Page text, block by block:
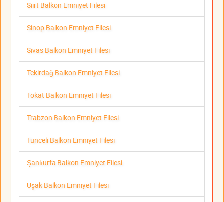
Siirt Balkon Emniyet Filesi
Sinop Balkon Emniyet Filesi
Sivas Balkon Emniyet Filesi
Tekirdağ Balkon Emniyet Filesi
Tokat Balkon Emniyet Filesi
Trabzon Balkon Emniyet Filesi
Tunceli Balkon Emniyet Filesi
Şanlıurfa Balkon Emniyet Filesi
Uşak Balkon Emniyet Filesi